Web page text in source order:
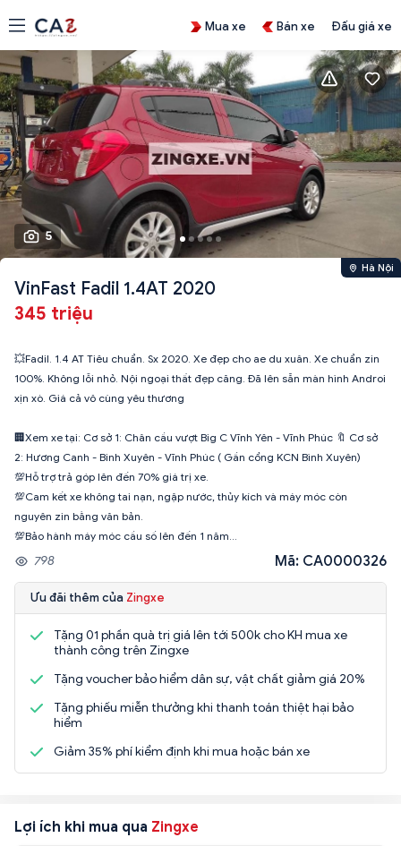
Mua xe Bán xe Đấu giá xe
5
Hà Nội
VinFast Fadil 1.4AT 2020
345 triệu
💥Fadil. 1.4 AT Tiêu chuẩn. Sx 2020. Xe đẹp cho ae du xuân. Xe chuẩn zin
100%. Không lỗi nhỏ. Nội ngoại thất đẹp căng. Đã lên sẵn màn hình Androi
xịn xò. Giá cả vô cùng yêu thương
🏢Xem xe tại: Cơ sở 1: Chân cầu vượt Big C Vĩnh Yên - Vĩnh Phúc 🔖 Cơ sở
2: Hương Canh - Binh Xuyên - Vĩnh Phúc ( Gần cổng KCN Bình Xuyên)
💯Hỗ trợ trả góp lên đến 70% giá trị xe.
💯Cam kết xe không tai nạn, ngập nước, thủy kích và máy móc còn
nguyên zin bằng văn bản.
💯Bảo hành máy móc cầu số lên đến 1 năm...
798 Mã: CA0000326
Ưu đãi thêm của Zingxe
Tặng 01 phần quà trị giá lên tới 500k cho KH mua xe
thành công trên Zingxe
Tặng voucher bảo hiểm dân sự, vật chất giảm giá 20%
Tặng phiếu miễn thưởng khi thanh toán thiệt hại bảo
hiểm
Giảm 35% phí kiểm định khi mua hoặc bán xe
Lợi ích khi mua qua Zingxe